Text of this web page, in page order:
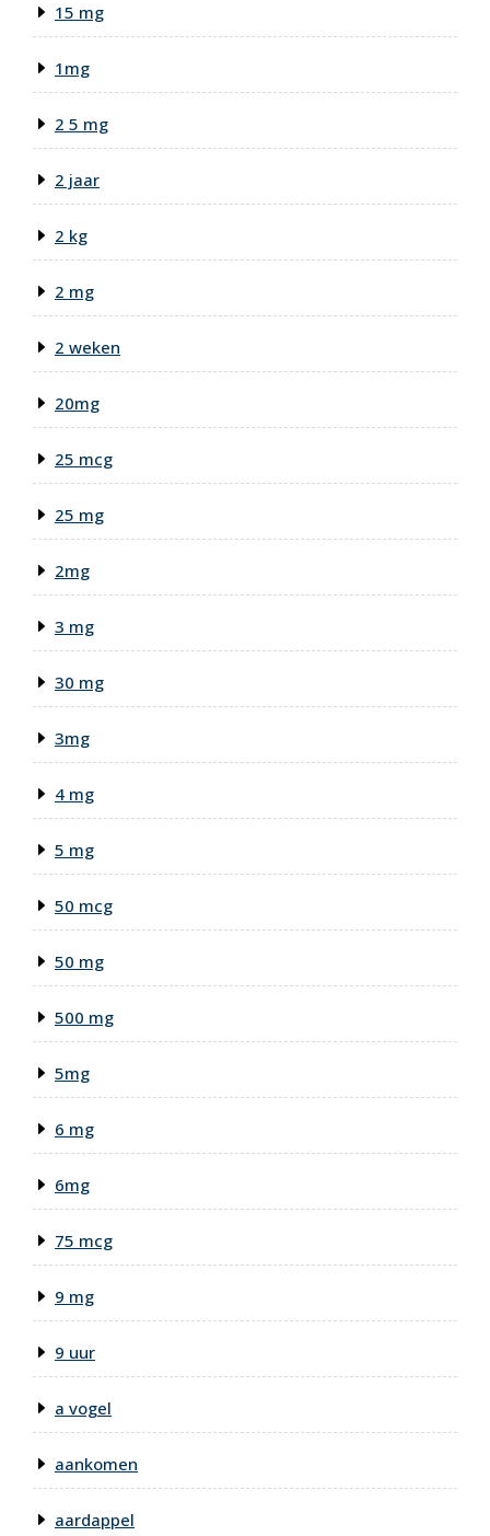
15 mg
1mg
2 5 mg
2 jaar
2 kg
2 mg
2 weken
20mg
25 mcg
25 mg
2mg
3 mg
30 mg
3mg
4 mg
5 mg
50 mcg
50 mg
500 mg
5mg
6 mg
6mg
75 mcg
9 mg
9 uur
a vogel
aankomen
aardappel